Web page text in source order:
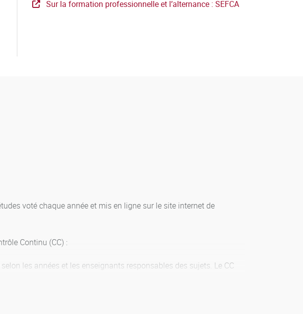
Sur la formation professionnelle et l’alternance : SEFCA
voté chaque année et mis en ligne sur le site internet de
Continu (CC) :
les années et les enseignants responsables des sujets. Le CC